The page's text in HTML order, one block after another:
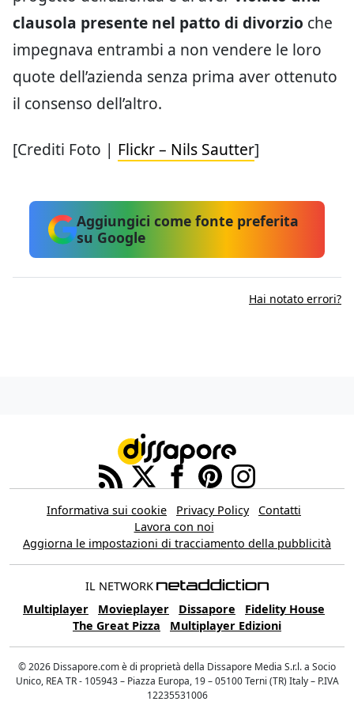
clausola presente nel patto di divorzio che
impegnava entrambi a non vendere le loro
quote dell’azienda senza prima aver ottenuto
il consenso dell’altro.
[Crediti Foto | Flickr – Nils Sautter]
Aggiungici come fonte preferita
su Google
Hai notato errori?
Informativa sui cookie Privacy Policy
Contatti
Lavora con noi
Aggiorna le impostazioni di tracciamento della pubblicità
IL NETWORK
Multiplayer
Movieplayer Dissapore
Fidelity House
The Great Pizza
Multiplayer Edizioni
© 2026 Dissapore.com è di proprietà della Dissapore Media S.r.l. a Socio
Unico, REA TR - 105943 – Piazza Europa, 19 – 05100 Terni (TR) Italy – P.IVA
12235531006